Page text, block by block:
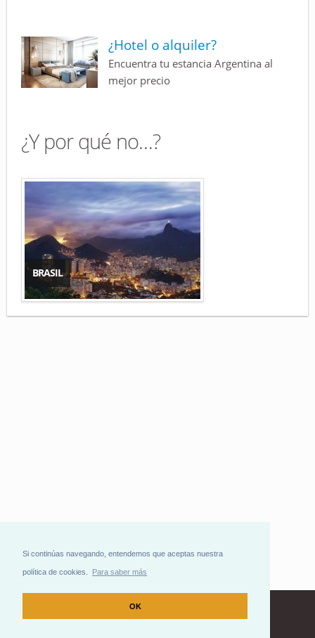
Si continúas navegando, entendemos que aceptas nuestra
política de cookies. Para saber más
OK
¿Hotel o alquiler?
Encuentra tu estancia Argentina al
mejor precio
¿Y por qué no…?
BRASIL
Contacto| Idioma